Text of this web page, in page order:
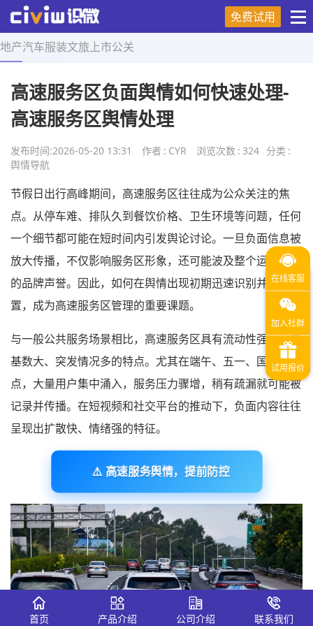
免费试用
地产汽车服装文旅 上市公关
首页 > 舆情导航 > 正文
高速服务区负面舆情如何快速处理-
高速服务区舆情处理
发布时间:2026-05-20 13:31 作者 : CYR 浏览次数 : 324 分类 :
舆情导航
节假日出行高峰期间，高速服务区往往成为公众关注的焦
点。从停车难、排队久到餐饮价格、卫生环境等问题，任何
一个细节都可能在短时间内引发舆论讨论。一旦负面信息被
放大传播，不仅影响服务区形象，还可能波及整个运营单位
的品牌声誉。因此，如何在舆情出现初期迅速识别并有效处
置，成为高速服务区管理的重要课题。
与一般公共服务场景相比，高速服务区具有流动性强、用户
基数大、突发情况多的特点。尤其在端午、五一、国庆等节
点，大量用户集中涌入，服务压力骤增，稍有疏漏就可能被
记录并传播。在短视频和社交平台的推动下，负面内容往往
呈现出扩散快、情绪强的特征。
⚠️ 高速服务舆情，提前防控
首页 产品介绍 公司介绍 联系我们